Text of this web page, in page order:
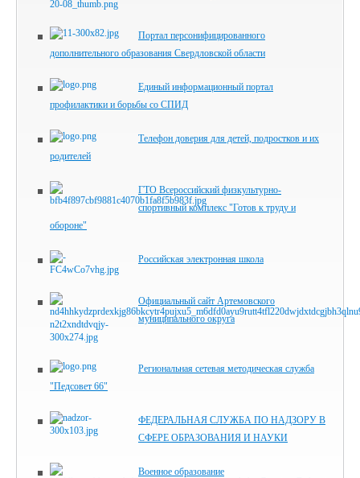
Портал персонифицированного
дополнительного образования Свердловской области
Единый информационный портал
профилактики и борьбы со СПИД
Телефон доверия для детей, подростков и их
родителей
ГТО Всероссийский физкультурно-
спортивный комплекс "Готов к труду и
обороне"
Российская электронная школа
Официальный сайт Артемовского
муниципального округа
Региональная сетевая методическая служба
"Педсовет 66"
ФЕДЕРАЛЬНАЯ СЛУЖБА ПО НАДЗОРУ В
СФЕРЕ ОБРАЗОВАНИЯ И НАУКИ
Военное образование